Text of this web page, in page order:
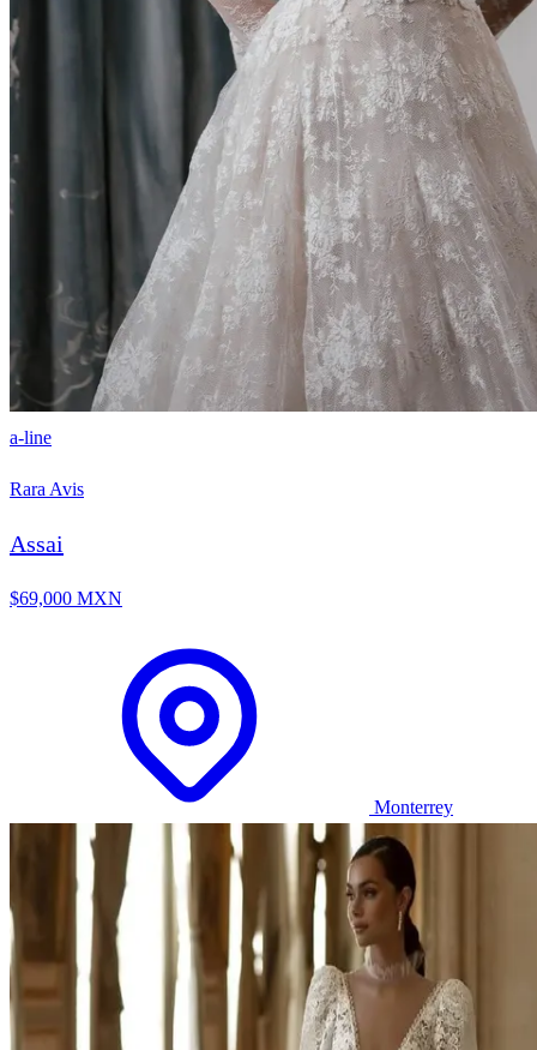
a-line
Rara Avis
Assai
$69,000 MXN
Monterrey